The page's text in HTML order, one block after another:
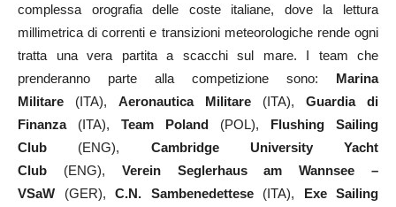
complessa orografia delle coste italiane, dove la lettura
millimetrica di correnti e transizioni meteorologiche rende ogni
tratta una vera partita a scacchi sul mare. I team che
prenderanno parte alla competizione sono: Marina
Militare (ITA), Aeronautica Militare (ITA), Guardia di
Finanza(ITA), Team Poland (POL), Flushing Sailing
Club (ENG), Cambridge University Yacht
Club (ENG), Verein Seglerhaus am Wannsee –
VSaW (GER), C.N. Sambenedettese(ITA), Exe Sailing